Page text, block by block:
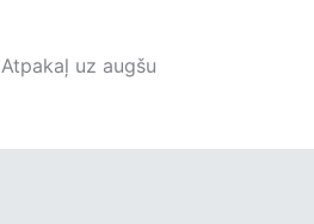
Atpakaļ uz augšu